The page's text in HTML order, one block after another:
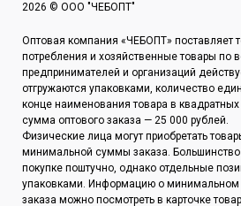
2026 © ООО "ЧЕБОПТ"
Оптовая компания «ЧЕБОПТ» поставляет
потребления и хозяйственные товары по
предпринимателей и организаций
отгружаются упаковками, количество
конце наименования товара в
сумма оптового заказа — 25 000 рублей.
Физические лица могут приобретать
минимальной суммы заказа. Большинство
покупке поштучно, однако отдельные
упаковками. Информацию о минимальном
заказа можно посмотреть в карточке